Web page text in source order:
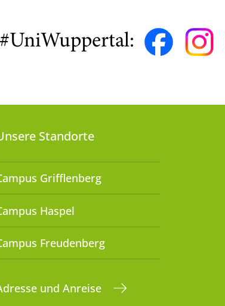
Standorte
Grifflenberg
Haspel
Freudenberg
und Anreise